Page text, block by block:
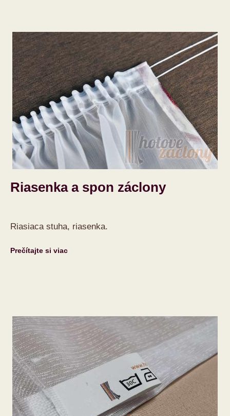
Riasenka a spon záclony
Riasiaca stuha, riasenka.
Prečítajte si viac